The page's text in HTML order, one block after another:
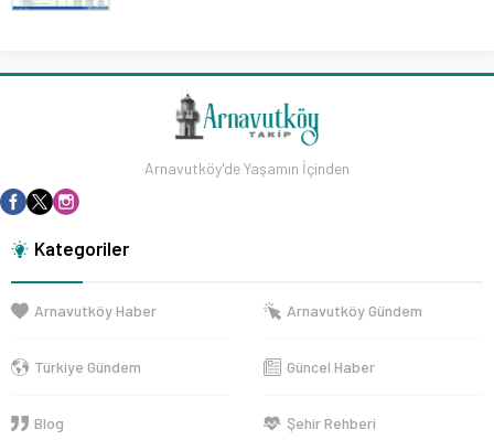
Arnavutköy'de Yaşamın İçinden
Kategoriler
Arnavutköy Haber Arnavutköy Gündem
Türkiye Gündem Güncel Haber
Blog Şehir Rehberi